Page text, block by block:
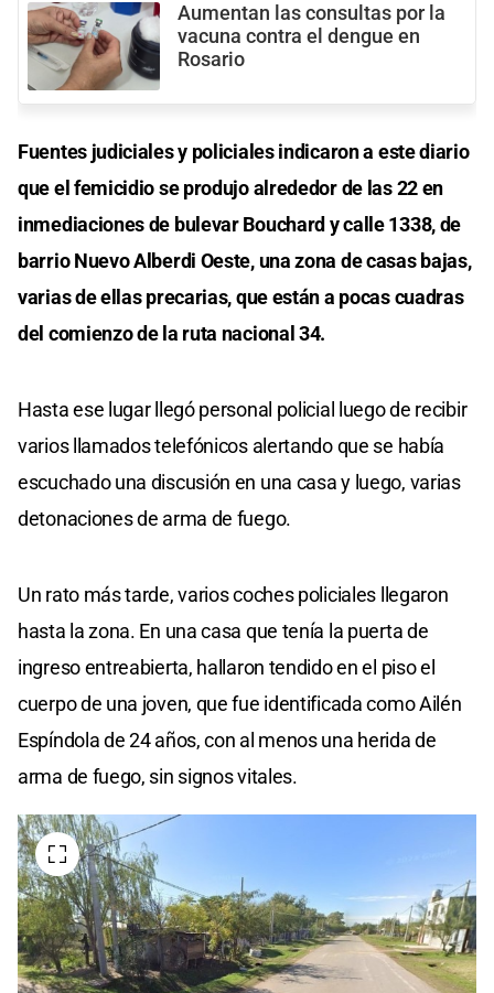
Aumentan las consultas por la
vacuna contra el dengue en
Rosario
Fuentes judiciales y policiales indicaron a este diario
que el femicidio se produjo alrededor de las 22 en
inmediaciones de bulevar Bouchard y calle 1338, de
barrio Nuevo Alberdi Oeste, una zona de casas bajas,
varias de ellas precarias, que están a pocas cuadras
del comienzo de la ruta nacional 34.
Hasta ese lugar llegó personal policial luego de recibir
varios llamados telefónicos alertando que se había
escuchado una discusión en una casa y luego, varias
detonaciones de arma de fuego.
Un rato más tarde, varios coches policiales llegaron
hasta la zona. En una casa que tenía la puerta de
ingreso entreabierta, hallaron tendido en el piso el
cuerpo de una joven, que fue identificada como Ailén
Espíndola de 24 años, con al menos una herida de
arma de fuego, sin signos vitales.